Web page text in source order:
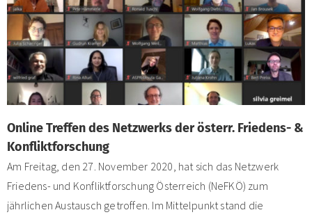
Online Treffen des Netzwerks der österr. Friedens- &
Konfliktforschung
Am Freitag, den 27. November 2020, hat sich das Netzwerk
Friedens- und Konfliktforschung Österreich (NeFKÖ) zum
jährlichen Austausch getroffen. Im Mittelpunkt stand die